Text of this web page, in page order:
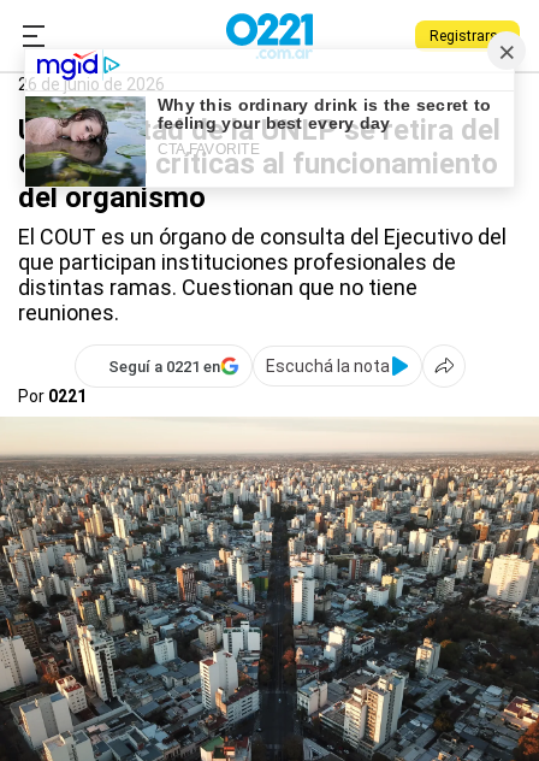
Registrarse
0221.com.ar Universidad
26 de junio de 2026
Una facultad de la UNLP se retira del
COUT con críticas al funcionamiento
del organismo
El COUT es un órgano de consulta del Ejecutivo del
que participan instituciones profesionales de
distintas ramas. Cuestionan que no tiene
reuniones.
Seguí a 0221 en
Escuchá la nota
Por 0221